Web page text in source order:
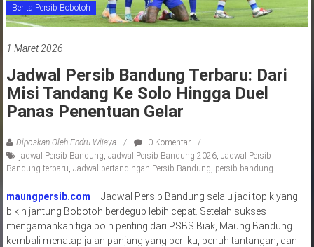
Berita Persib Bobotoh
1 Maret 2026
Jadwal Persib Bandung Terbaru: Dari
Misi Tandang Ke Solo Hingga Duel
Panas Penentuan Gelar
Diposkan Oleh:Endru Wijaya
0 Komentar
jadwal Persib Bandung Jadwal Persib Bandung 2026, Jadwal Persib
Bandung terbaru Jadwal pertandingan Persib Bandung persib bandung
maungpersib.com – Jadwal Persib Bandung selalu jadi topik yang
bikin jantung Bobotoh berdegup lebih cepat. Setelah sukses
mengamankan tiga poin penting dari PSBS Biak, Maung Bandung
kembali menatap jalan panjang yang berliku, penuh tantangan, dan